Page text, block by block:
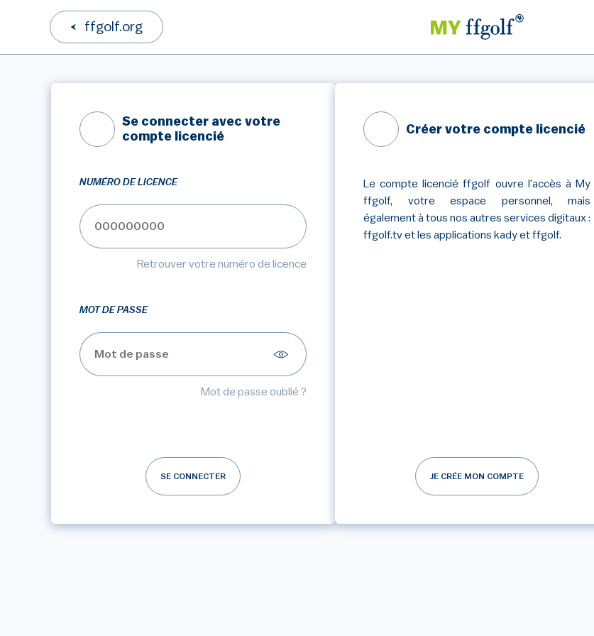
ffgolf.org
Se connecter avec votre
compte licencié
NUMÉRO DE LICENCE
Retrouver votre numéro de licence
MOT DE PASSE
Mot de passe oublié ?
SE CONNECTER
Créer votre compte licencié
Le compte licencié ffgolf ouvre l'accès à My
ffgolf, votre espace personnel, mais
également à tous nos autres services digitaux :
ffgolf.tv et les applications kady et ffgolf.
JE CRÉE MON COMPTE